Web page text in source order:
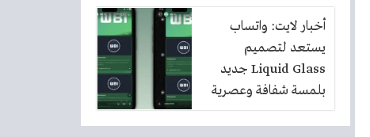
أخبار لايت: واتساب
يستعد لتصميم
Liquid Glass جديد
بلمسة شفافة وعصرية